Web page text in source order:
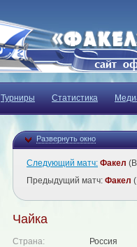
Турниры Статистика
Развернуть окно
Следующий матч: Факел
Предыдущий матч: Факел
Чайка
Страна:
Россия